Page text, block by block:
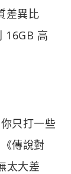
差異比
16GB 高
只打一些
傳說對
太大差